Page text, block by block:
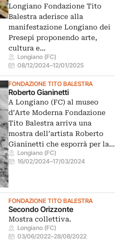
Longiano Fondazione Tito
Balestra aderisce alla
manifestazione Longiano dei
Presepi proponendo arte,
cultura e…
Longiano (FC)
08/12/2024–12/01/2025
FONDAZIONE TITO BALESTRA
Roberto Gianinetti
A Longiano (FC) al museo
d’Arte Moderna Fondazione
Tito Balestra arriva una
mostra dell’artista Roberto
Gianinetti che esporrà per la…
Longiano (FC)
16/02/2024–17/03/2024
FONDAZIONE TITO BALESTRA
Secondo Orizzonte
Mostra collettiva.
Longiano (FC)
03/06/2022–28/08/2022